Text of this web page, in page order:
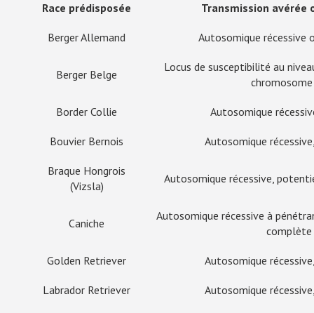
Race prédisposée Transmission avérée
Berger Allemand Autosomique récessive
Berger Belge
Locus de susceptibilité au
Border Collie Autosomique
Bouvier Bernois Autosomique
Braque Hongrois
(Vizsla)
Autosomique récessive,
Caniche
Autosomique récessive à
complète
Golden Retriever Autosomique
Labrador Retriever Autosomique